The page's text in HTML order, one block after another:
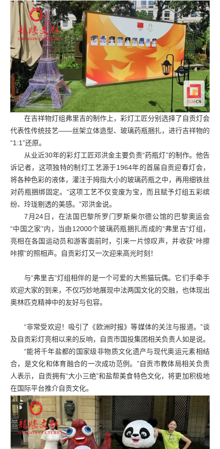
在吉祥物灯组弗里吉的制作上，彩灯工匠分别选择了自贡灯会
代表性传统技艺——丝架立体造型、玻璃药瓶捆扎，进行吉祥物的
“1:1”还原。
从业近30年的彩灯工匠邓洪金主要负责“药瓶灯”的制作。他告
诉记者，这项独特的制灯工艺源于1964年的首届自贡迎春灯会，
将各种色彩的液体，灌注于拇指大小的玻璃药瓶之中，再用细铁丝
对药瓶捆绑固定。“这项工艺不仅变废为宝，而且赋予灯组五彩缤
纷、玲珑剔透的美感。”邓洪金说。
7月24日，在法国巴黎所罗门罗斯柴尔德公馆的巴黎奥运会
“中国之家”内，当由12000个玻璃药瓶捆扎而成的“弗里吉”灯组，
亮相在各国运动员和游客面前时，引来一片惊叹声，并收获“咔擦
咔擦”的照相声。自贡彩灯又一次迎来高光时刻！
与“弗里吉”灯组相伴的是一个可爱的大熊猫玩偶。它们手牵手
欢迎大家的到来，不仅巧妙地展现中法两国文化的交融，也体现出
奥林匹克精神中的友好与包容。
“非常受欢迎！吸引了《欧洲时报》等媒体的关注与报道。”谈
及自贡彩灯亮相以来的反响，自贡市国投集团相关负责人如是说。
“能将千年盐都的国家级非物质文化遗产与现代奥运元素相结
合，是文化和体育融合的一次成功范例。”自贡市教体局相关负责
人表示，自贡拥有“大小三绝”和盐帮美食特色文化，将更加积极地
在国际平台推介自贡文化。